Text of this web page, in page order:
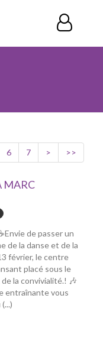
6 7 > >>
MARC
de passer un
de la danse et de la
février, le centre
placé sous le
la convivialité.! 🎶
entraînante vous